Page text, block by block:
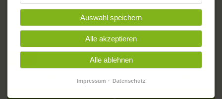
Auswahl speichern
Alle akzeptieren
Alle ablehnen
Impressum Datenschutz